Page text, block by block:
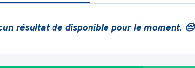
résultat de disponible pour le moment. 😔